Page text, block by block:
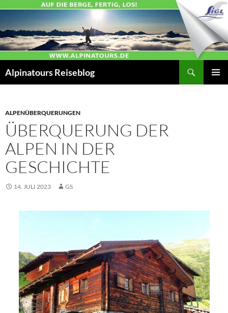
springen
Alpinatours Reiseblog
ALPENÜBERQUERUNGEN
ÜBERQUERUNG DER
ALPEN IN DER
GESCHICHTE
14. JULI 2023 GS